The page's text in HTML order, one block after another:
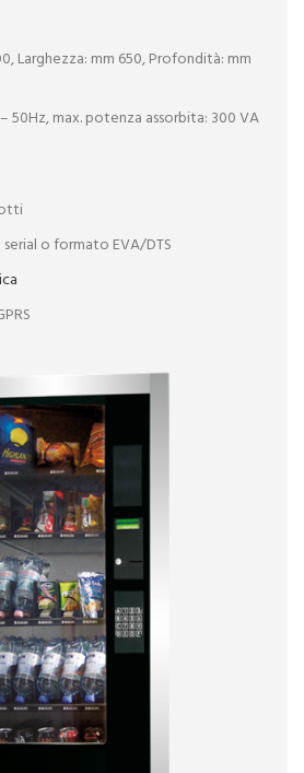
Larghezza: mm 650, Profondità: mm
50Hz, max. potenza assorbita: 300 VA
o formato EVA/DTS